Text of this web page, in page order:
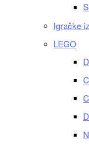
Igračke
LEGO